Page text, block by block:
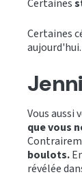
Certaines
Certaines
Vous aussi
que vous
boulots.
révélée